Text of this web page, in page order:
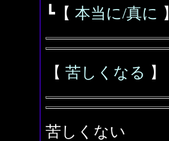
┗【 本当に/真に 】
【 苦しくなる 】
苦しくない